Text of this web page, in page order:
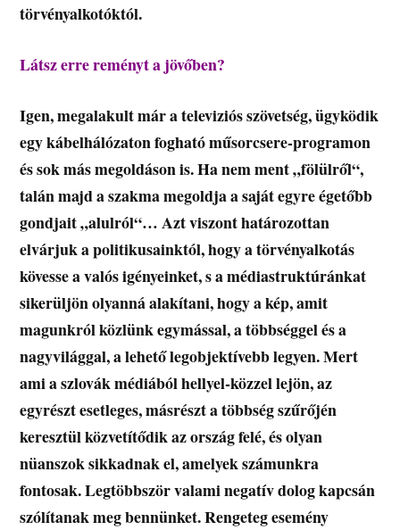
törvényalkotóktól.
Látsz erre reményt a jövőben?
Igen, megalakult már a televiziós szövetség, ügyködik
egy kábelhálózaton fogható műsorcsere-programon
és sok más megoldáson is. Ha nem ment „fölülről“,
talán majd a szakma megoldja a saját egyre égetőbb
gondjait „alulról“… Azt viszont határozottan
elvárjuk a politikusainktól, hogy a törvényalkotás
kövesse a valós igényeinket, s a médiastruktúránkat
sikerüljön olyanná alakítani, hogy a kép, amit
magunkról közlünk egymással, a többséggel és a
nagyvilággal, a lehető legobjektívebb legyen. Mert
ami a szlovák médiából hellyel-közzel lejön, az
egyrészt esetleges, másrészt a többség szűrőjén
keresztül közvetítődik az ország felé, és olyan
nüanszok sikkadnak el, amelyek számunkra
fontosak. Legtöbbször valami negatív dolog kapcsán
szólítanak meg bennünket. Rengeteg esemény